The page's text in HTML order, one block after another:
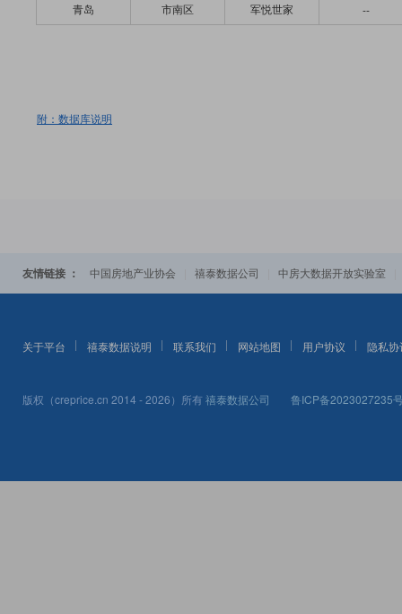
青岛
市南区 军悦世家 --
附：数据库说明
友情链接 ： 中国房地产业协会 禧泰数据公司 中房大数据开放实验室
关于平台 禧泰数据说明 联系我们 网站地图 用户协议 隐私协
版权（creprice.cn 2014 - 2026）所有禧泰数据公司 鲁ICP备2023027235